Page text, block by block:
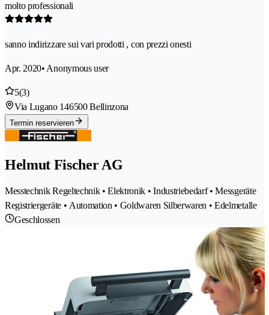
molto professionali
sanno indirizzare sui vari prodotti , con prezzi onesti
Apr. 2020• Anonymous user
5(3)
Via Lugano 146500 Bellinzona
Termin reservieren
Helmut Fischer AG
Messtechnik Regeltechnik • Elektronik • Industriebedarf • Messgeräte
Registriergeräte • Automation • Goldwaren Silberwaren • Edelmetalle
Geschlossen